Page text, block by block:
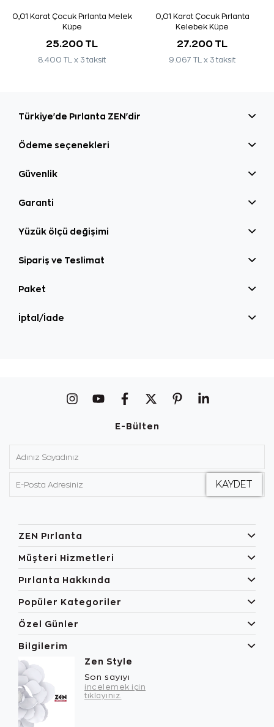
0,01 Karat Çocuk Pırlanta Melek
Küpe
25.200 TL
8.400 TL x 3 taksit
0,01 Karat Çocuk Pırlanta
Kelebek Küpe
27.200 TL
9.067 TL x 3 taksit
Türkiye'de Pırlanta ZEN'dir
Ödeme seçenekleri
Güvenlik
Garanti
Yüzük ölçü değişimi
Sipariş ve Teslimat
Paket
İptal/İade
E-Bülten
ZEN Pırlanta
Müşteri Hizmetleri
Pırlanta Hakkında
Popüler Kategoriler
Özel Günler
Bilgilerim
Zen Style
Son sayıyı
incelemek için
tıklayınız.